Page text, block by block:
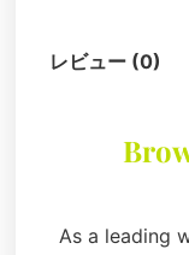
レビュー (0)
As a leading